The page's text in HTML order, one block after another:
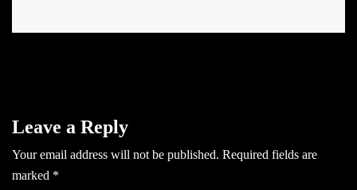
Leave a Reply
Your email address will not be published. Required fields are
marked *